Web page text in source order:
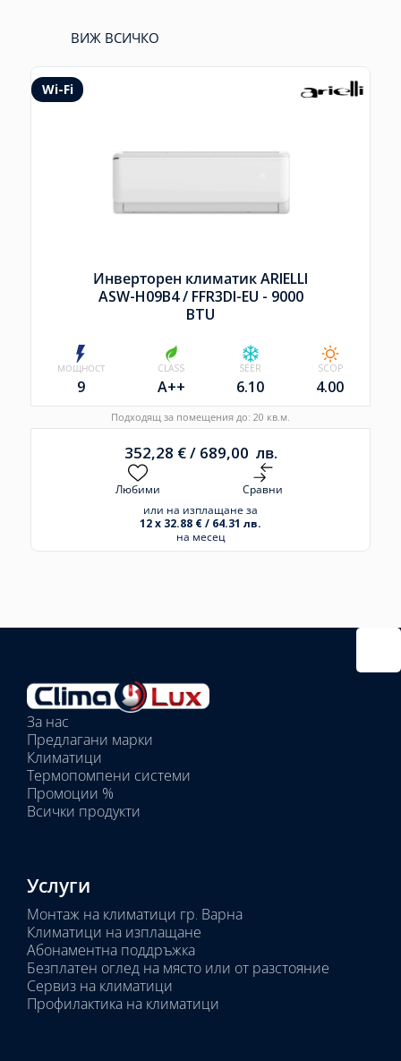
ВИЖ ВСИЧКО
Wi-Fi
Инверторен климатик ARIELLI
ASW-H09B4 /FFR3DI-EU - 9000
BTU
МОЩНОСТ
9
CLASS
A++
SEER
6.10
SCOP
4.00
Подходящ за помещения до: 20 кв.м.
352,28 €/ 689,00 лв.
Любими
Сравни
или на изплащане за
12 x 32.88 € / 64.31 лв.
на месец
Избрани
вътрешни
тела:
Избрано
тяло:
За нас
Предлагани марки
Климатици
Термопомпени системи
Промоции %
Всички продукти
Услуги
Монтаж на климатици гр. Варна
Климатици на изплащане
Абонаментна поддръжка
Безплатен оглед на място или от разстояние
Сервиз на климатици
Профилактика на климатици